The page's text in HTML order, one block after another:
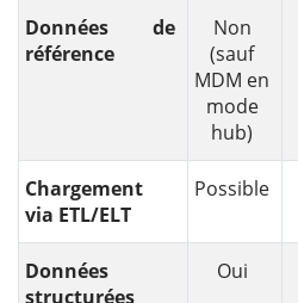
Données de
référence
Non
(sauf
MDM en
mode
hub)
Chargement
via ETL/ELT
Possible
Données
structurées
Oui